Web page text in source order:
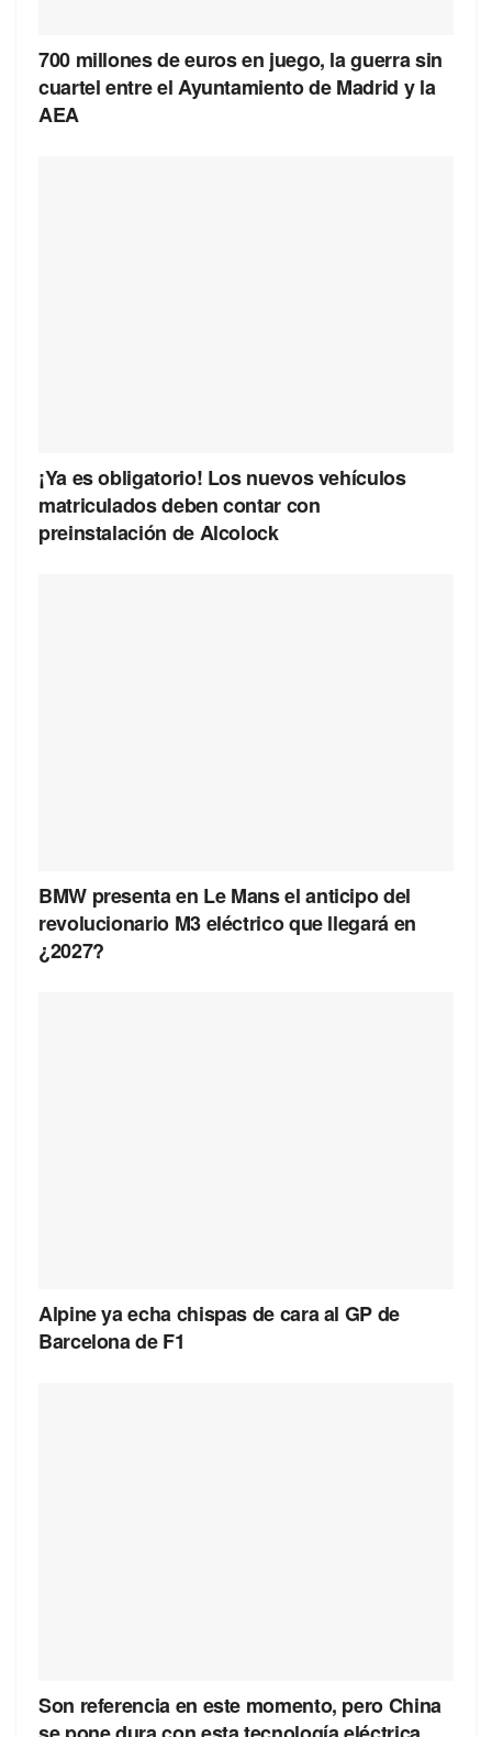
700 millones de euros en juego, la guerra sin
cuartel entre el Ayuntamiento de Madrid y la
AEA
¡Ya es obligatorio! Los nuevos vehículos
matriculados deben contar con
preinstalación de Alcolock
BMW presenta en Le Mans el anticipo del
revolucionario M3 eléctrico que llegará en
¿2027?
Alpine ya echa chispas de cara al GP de
Barcelona de F1
Son referencia en este momento, pero China